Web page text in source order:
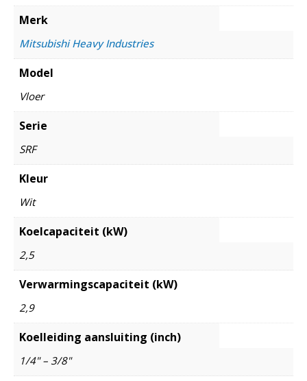
Merk
Mitsubishi Heavy Industries
Model
Vloer
Serie
SRF
Kleur
Wit
Koelcapaciteit (kW)
2,5
Verwarmingscapaciteit (kW)
2,9
Koelleiding aansluiting (inch)
1/4" – 3/8"